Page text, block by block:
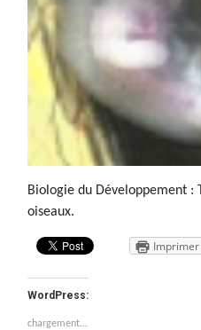
Biologie du Développement :
oiseaux.
Imprimer
WordPress:
chargement…